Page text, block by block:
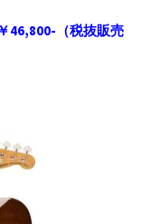
46,800-（税抜販売